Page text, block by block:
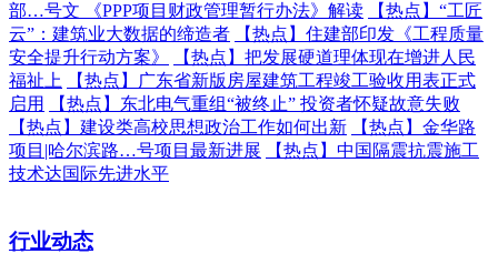
部…号文 《PPP项目财政管理暂行办法》解读
【热点】 “工匠
云”：建筑业大数据的缔造者
【热点】 住建部印发《工程质量
安全提升行动方案》
【热点】 把发展硬道理体现在增进人民
福祉上
【热点】
广东省新版房屋建筑工程竣工验收用表正式
启用
【热点】 东北电气重组“被终止” 投资者怀疑故意失败
【热点】 建设类高校思想政治工作如何出新 【热点】 金华路
项目|哈尔滨路…号项目最新进展
【热点】 中国隔震抗震施工
技术达国际先进水平
行业动态